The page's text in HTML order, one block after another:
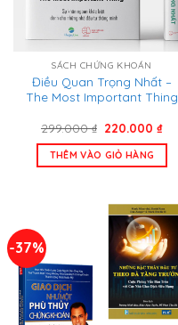
SÁCH CHỨNG KHOÁN
Điều Quan Trọng Nhất –
The Most Important Thing
299.000₫ Giá
là:
299.000 ₫.
220.000₫Giá
tại
THÊM VÀO GIỎ HÀNG
-37%